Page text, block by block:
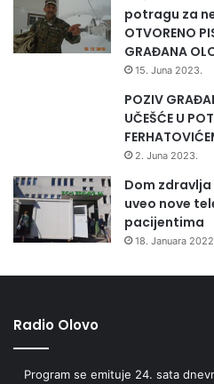
potragu za
OTVORENO
GRAĐANA
15. Juna 2023.
POZIV
UČEŠĆE U
2. Juna 2023.
Dom
uveo nove
pacijentima
18. Januara
Radio Olovo
Program se emituje 24. sata